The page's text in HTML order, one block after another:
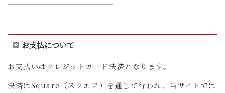
お支払について
お支払いはクレジットカード決済となります。
決済はSquare（スクエア）を通じて行われ、当サイトでは